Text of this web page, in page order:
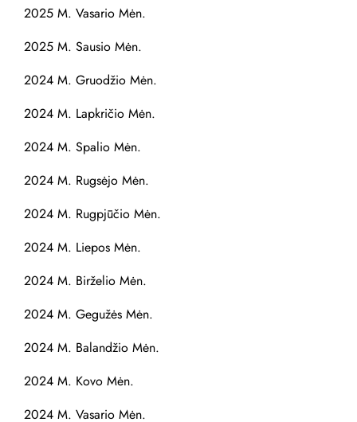
2025 M. Vasario Mėn.
2025 M. Sausio Mėn.
2024 M. Gruodžio Mėn.
2024 M. Lapkričio Mėn.
2024 M. Spalio Mėn.
2024 M. Rugsėjo Mėn.
2024 M. Rugpjūčio Mėn.
2024 M. Liepos Mėn.
2024 M. Birželio Mėn.
2024 M. Gegužės Mėn.
2024 M. Balandžio Mėn.
2024 M. Kovo Mėn.
2024 M. Vasario Mėn.